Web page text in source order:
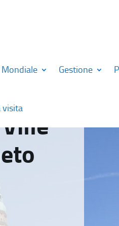
Gestione
visita